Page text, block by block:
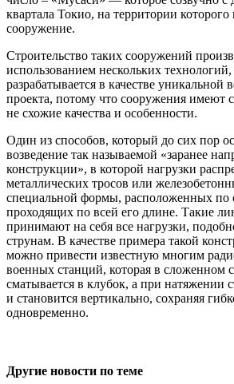
квартала Токио, на территории которого
сооружение.
Строительство таких сооружений
использованием нескольких
разрабатывается в качестве уникальной
проекта, потому что сооружения имеют
не схожие качества и особенности.
Один из способов, который до сих пор
возведение так называемой «заранее
конструкции», в которой нагрузки
металлических тросов или
специальной формы, расположенных по
проходящих по всей его длине. Такие
принимают на себя все нагрузки,
струнам. В качестве примера такой
можно привести известную многим
военных станций, которая в сложенном
сматывается в клубок, а при натяжении
и становится вертикально, сохраняя
одновременно.
Другие новости по теме